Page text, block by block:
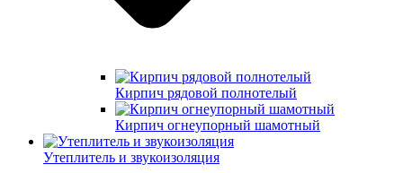
Кирпич рядовой полнотелый
Кирпич огнеупорный шамотный
Утеплитель и звукоизоляция